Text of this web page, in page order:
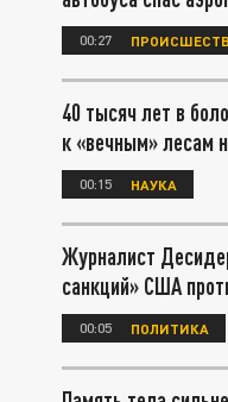
00:27
40 тысяч лет в
к «вечным» лесам
00:15 НАУКА
Журналист
санкций» США
00:05 ПОЛИТИКА